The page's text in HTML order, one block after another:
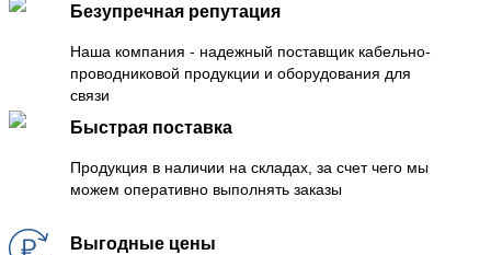
Безупречная репутация
Наша компания - надежный поставщик кабельно-
проводниковой продукции и оборудования для
связи
Быстрая поставка
Продукция в наличии на складах, за счет чего мы
можем оперативно выполнять заказы
Выгодные цены